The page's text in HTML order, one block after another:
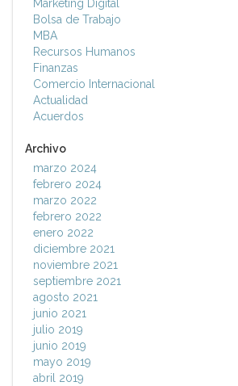
Marketing Digital
Bolsa de Trabajo
MBA
Recursos Humanos
Finanzas
Comercio Internacional
Actualidad
Acuerdos
Archivo
marzo 2024
febrero 2024
marzo 2022
febrero 2022
enero 2022
diciembre 2021
noviembre 2021
septiembre 2021
agosto 2021
junio 2021
julio 2019
junio 2019
mayo 2019
abril 2019